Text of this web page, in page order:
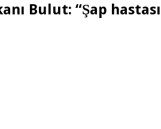
Bulut: “Şap